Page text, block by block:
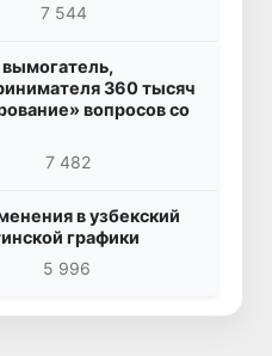
7 544
360 тысяч
вопросов со
7 482
в узбекский
графики
5 996